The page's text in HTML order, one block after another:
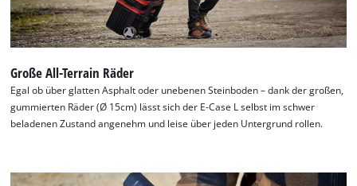
Große All-Terrain Räder
Egal ob über glatten Asphalt oder unebenen Steinboden – dank der großen,
gummierten Räder (Ø 15cm) lässt sich der E-Case L selbst im schwer
beladenen Zustand angenehm und leise über jeden Untergrund rollen.